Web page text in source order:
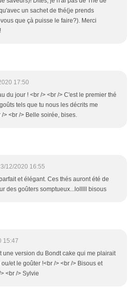
un sachet de thé(je prends
que çà puisse le faire?). Merci
17:50
du jour ! <br /> <br /> C'est le premier thé
tels que tu nous les décrits me
> <br /> Belle soirée, bises.
12/2020 16:55
et élégant. Ces thés auront été de
des goûters somptueux...lolllll bisous
15:47
une version du Bondt cake qui me plairait
et le goûter !<br /> <br /> Bisous et
<br /> Sylvie